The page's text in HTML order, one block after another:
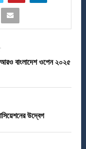
বাংলাদেশ ওপেন ২০২৫
উদ্বেগ